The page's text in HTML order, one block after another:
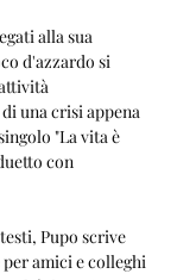
alla sua
d'azzardo si
una crisi appena
"La vita è
con
Pupo scrive
amici e colleghi